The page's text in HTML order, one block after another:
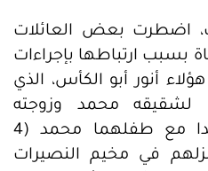
اضطرت بعض العائلات
بسبب ارتباطها بإجراءات
أنور أبو الكأس، الذي
لشقيقه محمد وزوجته
سوزان، اللذين استشهدا مع طفلهما محمد (4
في مخيم النصيرات